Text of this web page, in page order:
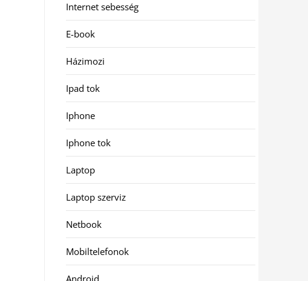
Internet sebesség
E-book
Házimozi
Ipad tok
Iphone
Iphone tok
Laptop
Laptop szerviz
Netbook
Mobiltelefonok
Android